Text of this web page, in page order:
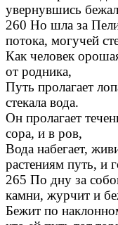
увернувшись
260 Но шла за
потока, могучей
Как человек
от родника,
Путь пролагает
стекала вода.
Он пролагает
сора, и в ров,
Вода набегает,
растениям путь, и
265 По дну за
камни, журчит и
Бежит по